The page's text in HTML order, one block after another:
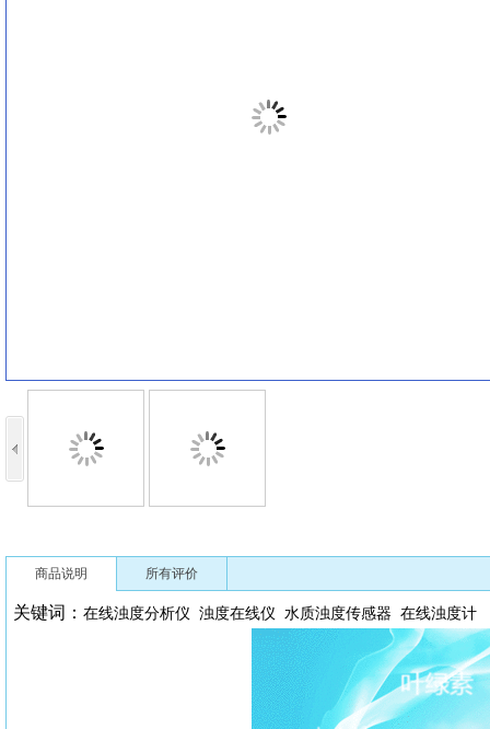
商品说明 所有评价
关键词： 在线浊度分析仪 浊度在线仪 水质浊度传感器 在线浊度计